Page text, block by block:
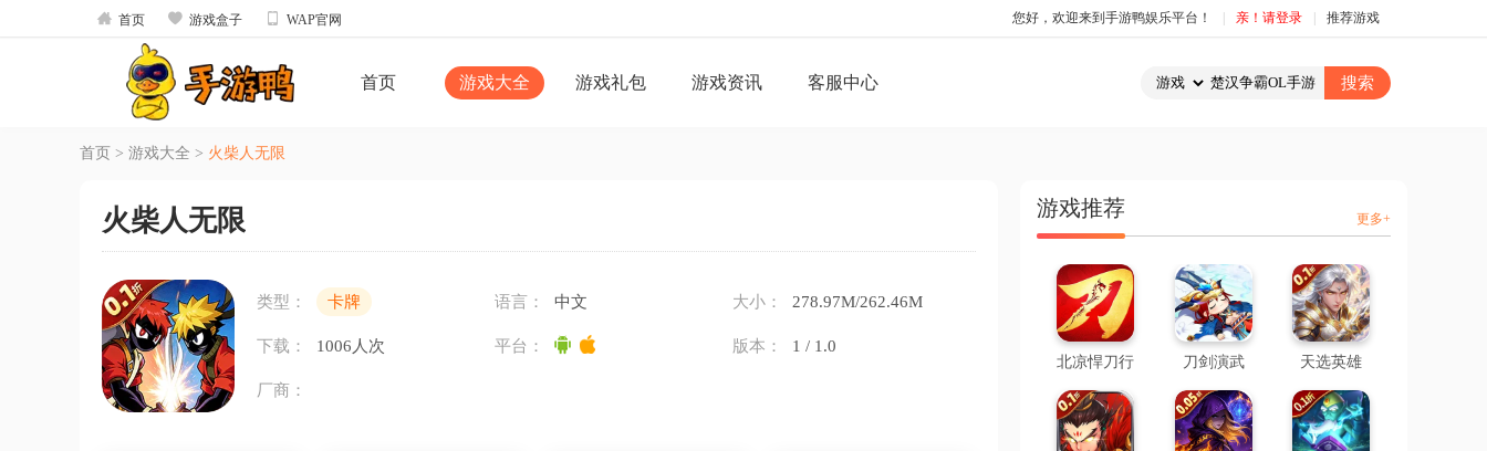
 首页  游戏盒子  WAP官网 您好，欢迎来到手游鸭娱乐平台！ 亲！请登录 推荐游戏
首页 游戏大全 游戏礼包 游戏资讯 客服中心
首页 > 游戏大全 > 火柴人无限
火柴人无限
类型： 卡牌 语言： 中文 大小： 278.97M/262.46M
下载： 1006人次 平台： 版本： 1 / 1.0
厂商：
游戏推荐 更多+
北凉悍刀行 刀剑演武 天选英雄